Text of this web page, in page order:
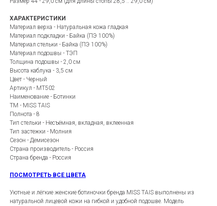
ХАРАКТЕРИСТИКИ
Материал верха - Натуральная кожа гладкая
Материал подкладки - Байка (ПЭ 100%)
Материал стельки - Байка (ПЭ 100%)
Материал подошвы - ТЭП
Толщина подошвы - 2,0 см
Высота каблука - 3,5 см
Цвет - Черный
Артикул - MT502
Наименование - Ботинки
ТМ - MISS TAIS
Полнота - 8
Тип стельки - Несъёмная, вкладная, вклеенная
Тип застежки - Молния
Сезон - Демисезон
Страна производитель - Россия
Страна бренда - Россия
ПОСМОТРЕТЬ ВСЕ ЦВЕТА
Уютные и лёгкие женские ботиночки бренда MISS TAIS выполнены из
натуральной лицевой кожи на гибкой и удобной подошве. Модель